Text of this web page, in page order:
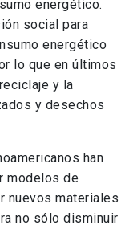
energético.
social para
energético
lo que en últimos
y la
y desechos
han
modelos de
nuevos materiales
no sólo disminuir